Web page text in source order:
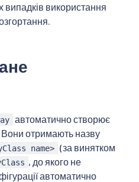
випадків використання
автоматично створює
. Вони отримають назву
name> (за винятком
, до якого не
автоматично